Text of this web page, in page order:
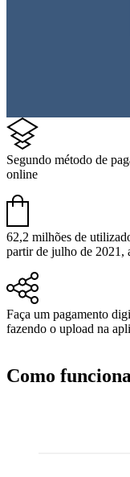
Segundo método de
online
62,2 milhões de
partir de julho de 2021,
Faça um pagamento
fazendo o upload na
Como funciona